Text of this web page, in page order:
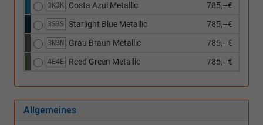
3K3K Costa Azul Metallic 785,–€
3S3S Starlight Blue Metallic 785,–€
3N3N Grau Braun Metallic 785,–€
4E4E Reed Green Metallic 785,–€
Allgemeines